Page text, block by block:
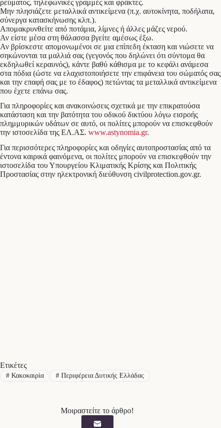
ρεύματος, τηλεφωνικές γραμμές και φράκτες.
Μην πλησιάζετε μεταλλικά αντικείμενα (π.χ. αυτοκίνητα, ποδήλατα,
σύνεργα κατασκήνωσης κλπ.).
Απομακρυνθείτε από ποτάμια, λίμνες ή άλλες μάζες νερού.
Αν είστε μέσα στη θάλασσα βγείτε αμέσως έξω.
Αν βρίσκεστε απομονωμένοι σε μια επίπεδη έκταση και νιώσετε να
σηκώνονται τα μαλλιά σας (γεγονός που δηλώνει ότι σύντομα θα
εκδηλωθεί κεραυνός), κάντε βαθύ κάθισμα με το κεφάλι ανάμεσα
στα πόδια (ώστε να ελαχιστοποιήσετε την επιφάνεια του σώματός σας
και την επαφή σας με το έδαφος) πετώντας τα μεταλλικά αντικείμενα
που έχετε επάνω σας.
Για πληροφορίες και ανακοινώσεις σχετικά με την επικρατούσα
κατάσταση και την βατότητα του οδικού δικτύου λόγω εισροής
πλημμυρικών υδάτων σε αυτό, οι πολίτες μπορούν να επισκεφθούν
την ιστοσελίδα της ΕΛ.ΑΣ. www.astynomia.gr.
Για περισσότερες πληροφορίες και οδηγίες αυτοπροστασίας από τα
έντονα καιρικά φαινόμενα, οι πολίτες μπορούν να επισκεφθούν την
ιστοσελίδα του Υπουργείου Κλιματικής Κρίσης και Πολιτικής
Προστασίας στην ηλεκτρονική διεύθυνση civilprotection.gov.gr.
Ετικέτες
#Κακοκαιρία #Περιφέρεια Δυτικής Ελλάδας
Μοιραστείτε το άρθρο!